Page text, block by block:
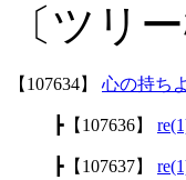
〔ツリ
【107634】 心の持ち
┣【107636】
┣【107637】